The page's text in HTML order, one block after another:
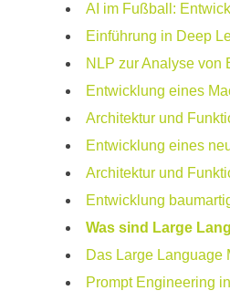
AI im Fußball:
Einführung in Deep
NLP zur Analyse von
Entwicklung eines
Architektur und
Entwicklung eines
Architektur und
Entwicklung
Was sind Large
Das Large Language
Prompt Engineering